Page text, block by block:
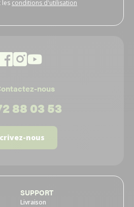
les conditions d'utilisation
nous
88 03 53
nous
SUPPORT
Livraison